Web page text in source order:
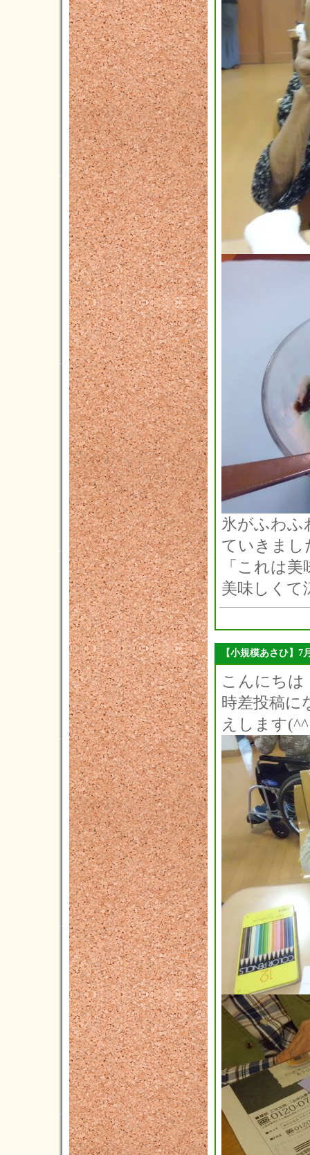
氷がふわふ
ていきまし
「これは
美味しくて
【小規模あさひ】
こんにちは
時差投稿に
えします